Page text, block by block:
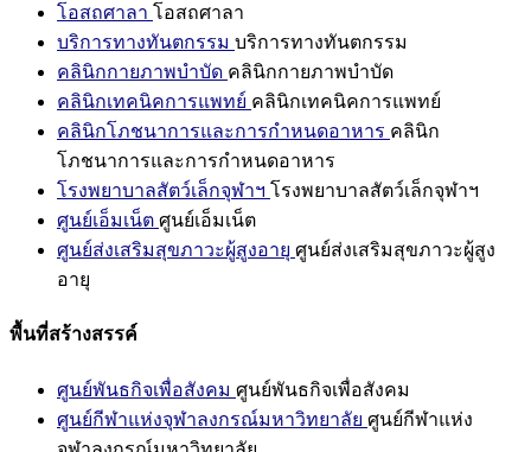
โอสถศาลา โอสถศาลา
บริการทางทันตกรรม บริการทางทันตกรรม
คลินิกกายภาพบำบัด คลินิกกายภาพบำบัด
คลินิกเทคนิคการแพทย์ คลินิกเทคนิคการแพทย์
คลินิกโภชนาการและการกำหนดอาหาร คลินิก
โภชนาการและการกำหนดอาหาร
โรงพยาบาลสัตว์เล็กจุฬาฯ โรงพยาบาลสัตว์เล็กจุฬาฯ
ศูนย์เอ็มเน็ต ศูนย์เอ็มเน็ต
ศูนย์ส่งเสริมสุขภาวะผู้สูงอายุ ศูนย์ส่งเสริมสุขภาวะผู้สูง
อายุ
พื้นที่สร้างสรรค์
ศูนย์พันธกิจเพื่อสังคม ศูนย์พันธกิจเพื่อสังคม
ศูนย์กีฬาแห่งจุฬาลงกรณ์มหาวิทยาลัย ศูนย์กีฬาแห่ง